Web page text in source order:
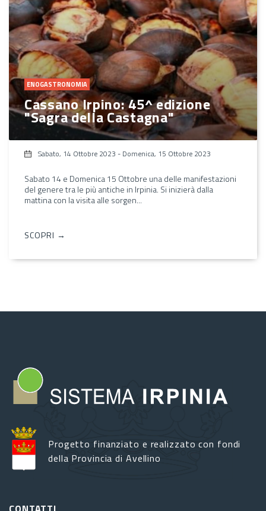
ENOGASTRONOMIA
Cassano Irpino: 45^ edizione
"Sagra della Castagna"
Sabato, 14 Ottobre 2023 - Domenica, 15 Ottobre 2023
Sabato 14 e Domenica 15 Ottobre una delle manifestazioni
del genere tra le più antiche in Irpinia. Si inizierà dalla
mattina con la visita alle sorgen...
SCOPRI →
Progetto finanziato e realizzato con fondi
della Provincia di Avellino